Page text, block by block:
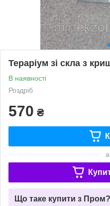
Тераріум зі скла з
В наявності
Роздріб
570 ₴
Що таке купити з Пром?